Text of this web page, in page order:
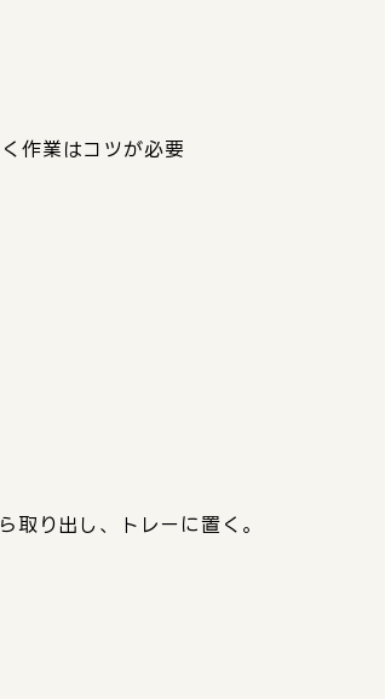
作業はコツが必要
り出し、トレーに置く。